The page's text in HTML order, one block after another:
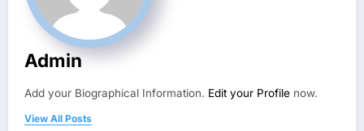
Admin
Add your Biographical Information. Edit your Profile now.
View All Posts